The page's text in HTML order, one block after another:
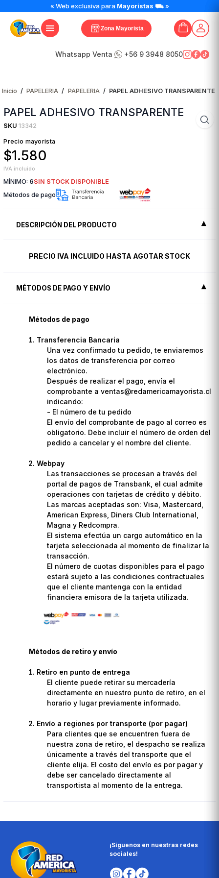
« Web exclusiva para Mayoristas ⛟ »
Zona Mayorista
Whatsapp Venta +56 9 3948 8050
Inicio / PAPELERIA / PAPELERIA / PAPEL ADHESIVO TRANSPARENTE
PAPEL ADHESIVO TRANSPARENTE
SKU 13342
Precio mayorista
$1.580
IVA incluido
MÍNIMO: 6SIN STOCK DISPONIBLE
Métodos de pago
DESCRIPCIÓN DEL PRODUCTO
PRECIO IVA INCLUIDO HASTA AGOTAR STOCK
MÉTODOS DE PAGO Y ENVÍO
Métodos de pago
Transferencia Bancaria
Una vez confirmado tu pedido, te enviaremos
los datos de transferencia por correo
electrónico.
Después de realizar el pago, envía el
comprobante a ventas@redamericamayorista.cl
indicando:
- El número de tu pedido
El envío del comprobante de pago al correo es
obligatorio. Debe incluir el número de orden del
pedido a cancelar y el nombre del cliente.
Webpay
Las transacciones se procesan a través del
portal de pagos de Transbank, el cual admite
operaciones con tarjetas de crédito y débito.
Las marcas aceptadas son: Visa, Mastercard,
American Express, Diners Club International,
Magna y Redcompra.
El sistema efectúa un cargo automático en la
tarjeta seleccionada al momento de finalizar la
transacción.
El número de cuotas disponibles para el pago
estará sujeto a las condiciones contractuales
que el cliente mantenga con la entidad
financiera emisora de la tarjeta utilizada.
Métodos de retiro y envío
Retiro en punto de entrega
El cliente puede retirar su mercadería
directamente en nuestro punto de retiro, en el
horario y lugar previamente informado.
Envío a regiones por transporte (por pagar)
Para clientes que se encuentren fuera de
nuestra zona de retiro, el despacho se realiza
únicamente a través del transporte que el
cliente elija. El costo del envío es por pagar y
debe ser cancelado directamente al
transportista al momento de la entrega.
¡Síguenos en nuestras redes
sociales!